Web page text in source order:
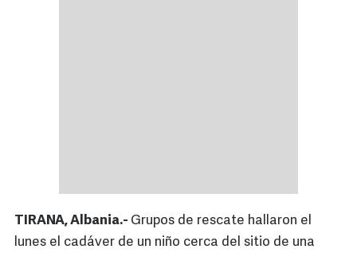
TIRANA, Albania.- Grupos de rescate hallaron el
lunes el cadáver de un niño cerca del sitio de una